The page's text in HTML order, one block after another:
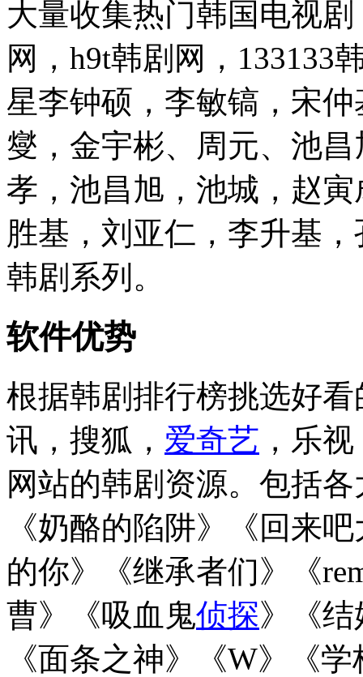
大量收集热门韩国电视
网，h9t韩剧网，133133
星李钟硕，李敏镐，宋
燮，金宇彬、周元、池
孝，池昌旭，池城，赵
胜基，刘亚仁，李升基
韩剧系列。
软件优势
根据韩剧排行榜挑选好
讯，搜狐， 爱奇艺 ，乐
网站的韩剧资源。包括
《奶酪的陷阱》《回来
的你》《继承者们》《
曹》《吸血鬼侦探》《
《面条之神》《W》《